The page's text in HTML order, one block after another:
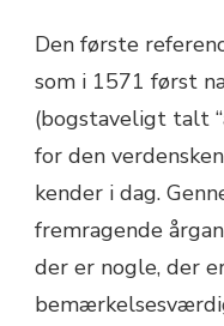
Den første
som i 1571 først
(bogstaveligt talt
for den
kender i dag.
fremragende
der er nogle, der